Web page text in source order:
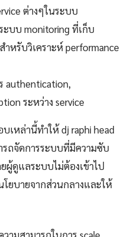
ต่างๆในระบบ
บบ monitoring ที่เก็บ
หรับวิเคราะห์ performance
authentication,
ระหว่าง service
เหล่านี้ทำให้ dj raphi head
รถจัดการระบบที่มีความซับ
ผู้ดูแลระบบไม่ต้องเข้าไป
ยบายจากส่วนกลางและให้